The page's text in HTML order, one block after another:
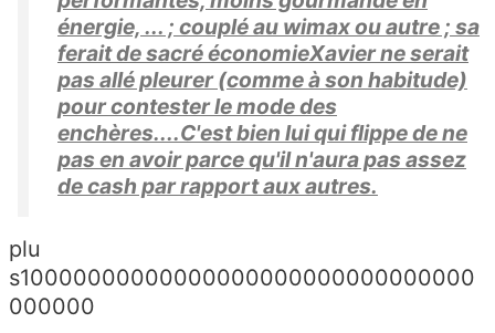
énergie, ... ; couplé au wimax ou autre ; sa
ferait de sacré économieXavier ne serait
pas allé pleurer (comme à son habitude)
pour contester le mode des
enchères....C'est bien lui qui flippe de ne
pas en avoir parce qu'il n'aura pas assez
de cash par rapport aux autres.
plu
s10000000000000000000000000000000
000000